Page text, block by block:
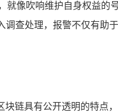
像吹响维护自身权益
查处理，报警不仅有助
链具有公开透明的特点